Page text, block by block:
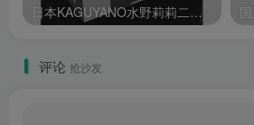
日本KAGUYANO水野莉莉二次元动漫设计飞机杯测评报告
评论 抢沙发